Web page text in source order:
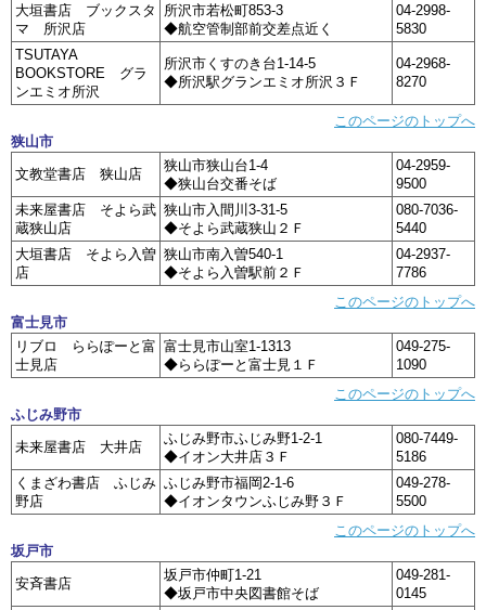
大垣書店 ブックスタ
マ 所沢店
所沢市若松町853-3
◆航空管制部前交差点近く
04-2998-
5830
TSUTAYA
BOOKSTORE グラ
ンエミオ所沢
所沢市くすのき台1-14-5
◆所沢駅グランエミオ所沢３Ｆ
04-2968-
8270
このページのトップへ
狭山市
文教堂書店 狭山店
狭山市狭山台1-4
◆狭山台交番そば
04-2959-
9500
未来屋書店 そよら武
蔵狭山店
狭山市入間川3-31-5
◆そよら武蔵狭山２Ｆ
080-7036-
5440
大垣書店 そよら入曽
店
狭山市南入曽540-1
◆そよら入曽駅前２Ｆ
04-2937-
7786
このページのトップへ
富士見市
リブロ ららぽーと富
士見店
富士見市山室1-1313
◆ららぽーと富士見１Ｆ
049-275-
1090
このページのトップへ
ふじみ野市
未来屋書店 大井店
ふじみ野市ふじみ野1-2-1
◆イオン大井店３Ｆ
080-7449-
5186
くまざわ書店 ふじみ
野店
ふじみ野市福岡2-1-6
◆イオンタウンふじみ野３Ｆ
049-278-
5500
このページのトップへ
坂戸市
安斉書店
坂戸市仲町1-21
◆坂戸市中央図書館そば
049-281-
0145